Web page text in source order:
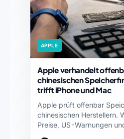
APPLE
Apple verhandelt
chinesischen
trifft iPhone und Mac
Apple prüft offenbar
chinesischen Herstellern.
Preise, US-Warnungen